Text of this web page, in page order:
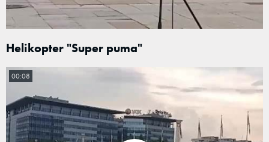
Helikopter "Super puma"
00:08